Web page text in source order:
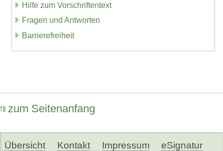
Hilfe zum Vorschriftentext
Fragen und Antworten
Barrierefreiheit
zum Seitenanfang
Übersicht Kontakt Impressum eSignatur